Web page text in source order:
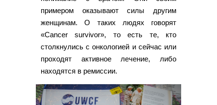
примером оказывают силы другим
женщинам. О таких людях говорят
«Cancer survivor», то есть те, кто
столкнулись с онкологией и сейчас или
проходят активное лечение, либо
находятся в ремиссии.